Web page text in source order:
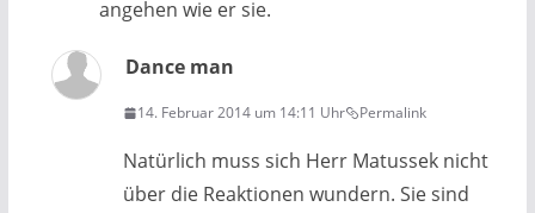
angehen wie er sie.
Dance man
14. Februar 2014 um 14:11 Uhr Permalink
Natürlich muss sich Herr Matussek nicht
über die Reaktionen wundern. Sie sind